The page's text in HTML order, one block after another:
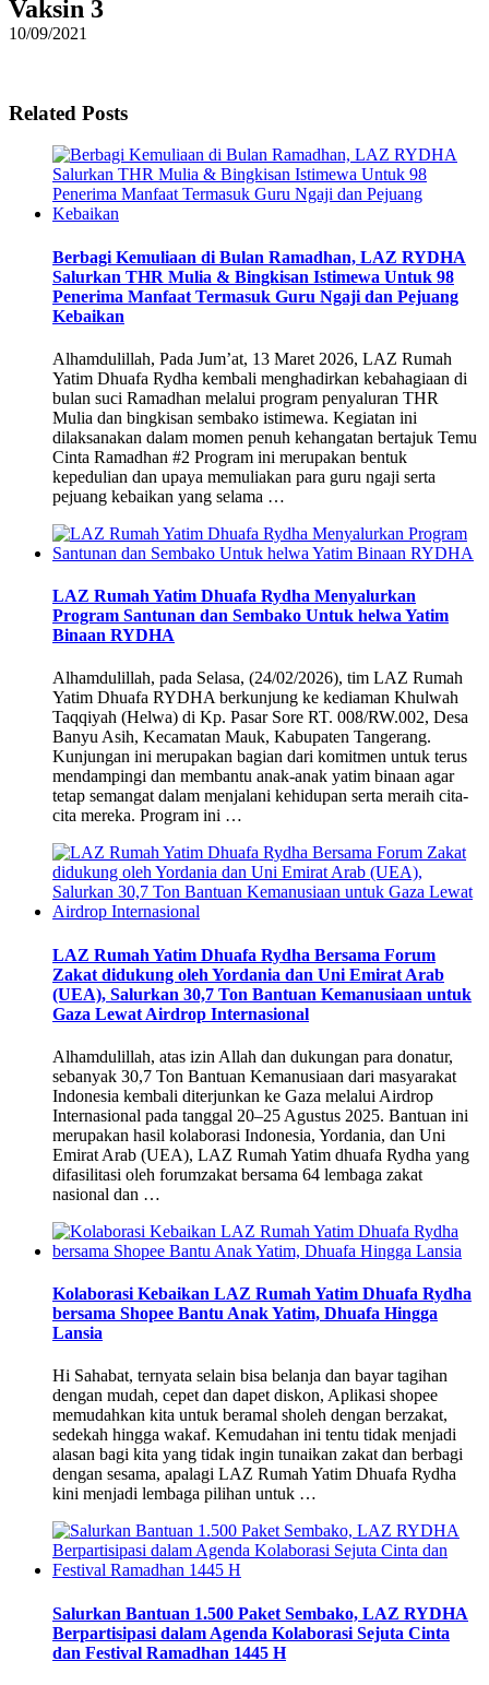
Vaksin 3
10/09/2021
Related Posts
Berbagi Kemuliaan di Bulan Ramadhan, LAZ RYDHA
Salurkan THR Mulia & Bingkisan Istimewa Untuk 98
Penerima Manfaat Termasuk Guru Ngaji dan Pejuang
Kebaikan
Alhamdulillah, Pada Jum’at, 13 Maret 2026, LAZ Rumah
Yatim Dhuafa Rydha kembali menghadirkan kebahagiaan di
bulan suci Ramadhan melalui program penyaluran THR
Mulia dan bingkisan sembako istimewa. Kegiatan ini
dilaksanakan dalam momen penuh kehangatan bertajuk Temu
Cinta Ramadhan #2 Program ini merupakan bentuk
kepedulian dan upaya memuliakan para guru ngaji serta
pejuang kebaikan yang selama …
LAZ Rumah Yatim Dhuafa Rydha Menyalurkan
Program Santunan dan Sembako Untuk helwa Yatim
Binaan RYDHA
Alhamdulillah, pada Selasa, (24/02/2026), tim LAZ Rumah
Yatim Dhuafa RYDHA berkunjung ke kediaman Khulwah
Taqqiyah (Helwa) di Kp. Pasar Sore RT. 008/RW.002, Desa
Banyu Asih, Kecamatan Mauk, Kabupaten Tangerang.
Kunjungan ini merupakan bagian dari komitmen untuk terus
mendampingi dan membantu anak-anak yatim binaan agar
tetap semangat dalam menjalani kehidupan serta meraih cita-
cita mereka. Program ini …
LAZ Rumah Yatim Dhuafa Rydha Bersama Forum
Zakat didukung oleh Yordania dan Uni Emirat Arab
(UEA), Salurkan 30,7 Ton Bantuan Kemanusiaan untuk
Gaza Lewat Airdrop Internasional
Alhamdulillah, atas izin Allah dan dukungan para donatur,
sebanyak 30,7 Ton Bantuan Kemanusiaan dari masyarakat
Indonesia kembali diterjunkan ke Gaza melalui Airdrop
Internasional pada tanggal 20–25 Agustus 2025. Bantuan ini
merupakan hasil kolaborasi Indonesia, Yordania, dan Uni
Emirat Arab (UEA), LAZ Rumah Yatim dhuafa Rydha yang
difasilitasi oleh forumzakat bersama 64 lembaga zakat
nasional dan …
Kolaborasi Kebaikan LAZ Rumah Yatim Dhuafa Rydha
bersama Shopee Bantu Anak Yatim, Dhuafa Hingga
Lansia
Hi Sahabat, ternyata selain bisa belanja dan bayar tagihan
dengan mudah, cepet dan dapet diskon, Aplikasi shopee
memudahkan kita untuk beramal sholeh dengan berzakat,
sedekah hingga wakaf. Kemudahan ini tentu tidak menjadi
alasan bagi kita yang tidak ingin tunaikan zakat dan berbagi
dengan sesama, apalagi LAZ Rumah Yatim Dhuafa Rydha
kini menjadi lembaga pilihan untuk …
Salurkan Bantuan 1.500 Paket Sembako, LAZ RYDHA
Berpartisipasi dalam Agenda Kolaborasi Sejuta Cinta
dan Festival Ramadhan 1445 H